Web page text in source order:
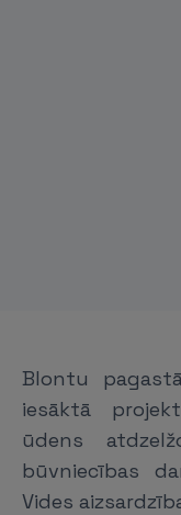
Blontu
iesāktā
ūdens
būvniecības
Vides